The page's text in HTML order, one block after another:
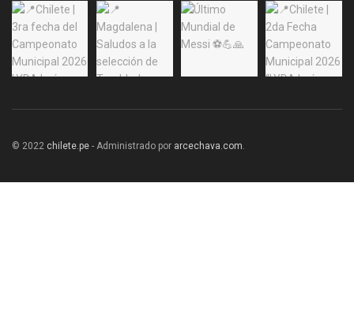
© 2022 chilete.pe - Administrado por arcechava.com